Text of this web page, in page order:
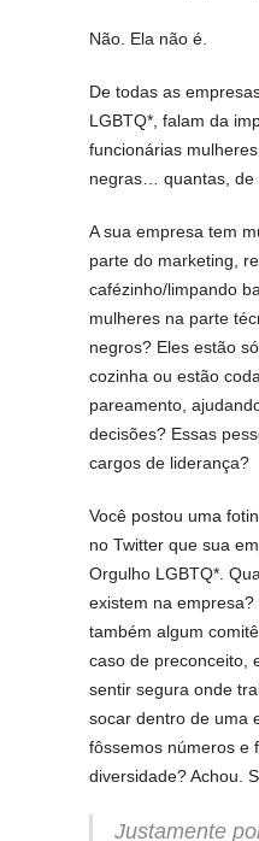
Não. Ela não é.
De todas as
LGBTQ*, falam da
funcionárias
negras… quantas, de
A sua empresa tem
parte do marketing,
cafézinho/limpando
mulheres na parte
negros? Eles estão
cozinha ou estão
pareamento,
decisões? Essas
cargos de liderança?
Você postou uma
no Twitter que sua
Orgulho LGBTQ*.
existem na
também algum
caso de preconceito,
sentir segura onde
socar dentro de uma
fôssemos números e
diversidade? Achou.
Justamente